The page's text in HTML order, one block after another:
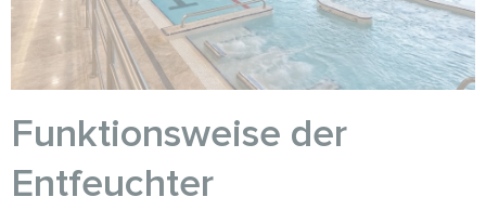
Funktionsweise der
Entfeuchter